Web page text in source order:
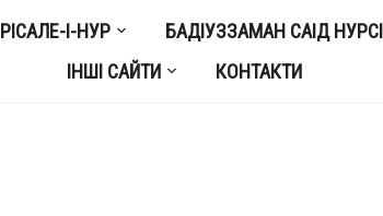
РІСАЛЕ-І-НУР БАДІУЗЗАМАН САІД НУРСІ
ІНШІ САЙТИ
КОНТАКТИ